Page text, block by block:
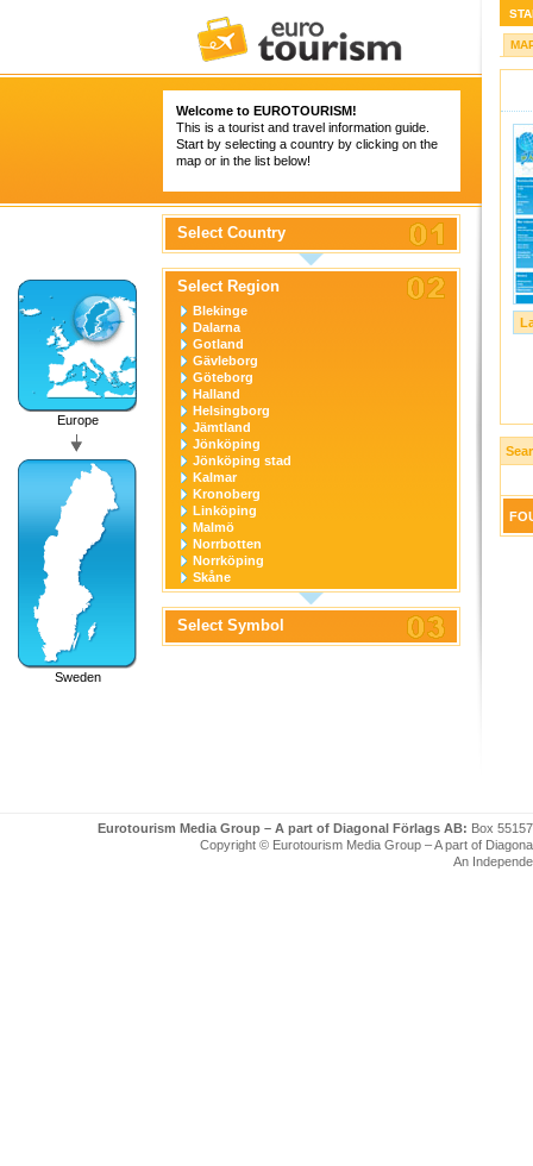
Welcome to EUROTOURISM!
This is a tourist and travel information guide.
Start by selecting a country by clicking on the
map or in the list below!
Europe
Sweden
Select Country
Select Region
Blekinge
Dalarna
Gotland
Gävleborg
Göteborg
Halland
Helsingborg
Jämtland
Jönköping
Jönköping stad
Kalmar
Kronoberg
Linköping
Malmö
Norrbotten
Norrköping
Skåne
Stockholm
Stockholm stad
Södermanland
Uppsala
Select Symbol
Eurotourism Media Group – A part of Diagonal Förlags AB: Box
Copyright © Eurotourism Media Group – A part of
An